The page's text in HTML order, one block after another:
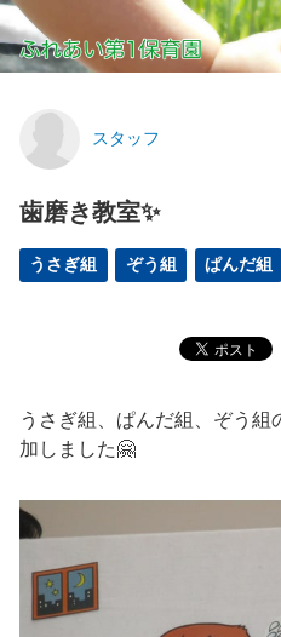
スタッフ
歯磨き教室✨
うさぎ組 ぞう組 ぱんだ組
うさぎ組、ぱんだ組、ぞう
加しました🤗